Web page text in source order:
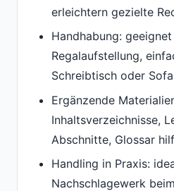
erleichtern gezielte
Handhabung:
Regalaufstellung,
Schreibtisch oder Sofa
Ergänzende
Inhaltsverzeichnisse,
Abschnitte, Glossar
Handling in Praxis:
Nachschlagewerk